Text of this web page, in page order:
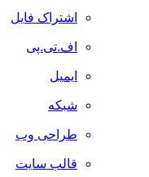
اشتراک فایل
اف.تی.پی
ایمیل
شبکه
طراحی وب
قالب سایت